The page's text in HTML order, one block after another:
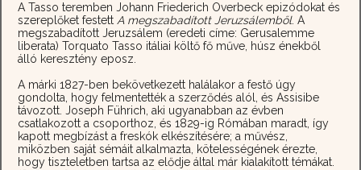
A Tasso teremben Johann Friederich Overbeck epizódokat és
szereplőket festettA megszabadított Jeruzsálemből. A
megszabadított Jeruzsálem (eredeti címe: Gerusalemme
liberata) Torquato Tasso itáliai költő fő műve, húsz énekből
álló keresztény eposz.
A márki 1827-ben bekövetkezett halálakor a festő úgy
gondolta, hogy felmentették a szerződés alól, és Assisibe
távozott. Joseph Führich, aki ugyanabban az évben
csatlakozott a csoporthoz, és 1829-ig Rómában maradt, így
kapott megbízást a freskók elkészítésére; a művész,
miközben saját sémáit alkalmazta, kötelességének érezte,
hogy tiszteletben tartsa az elődje által már kialakított témákat.